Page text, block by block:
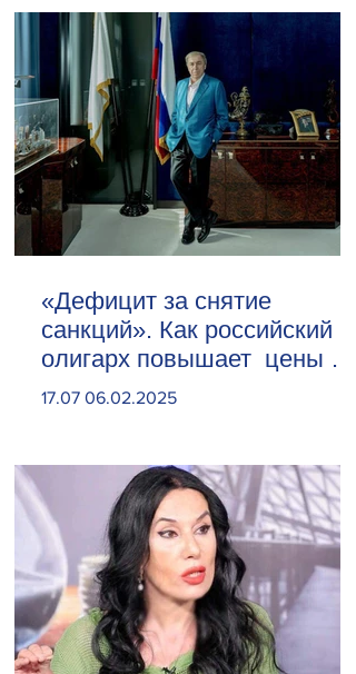
«Дефицит за снятие
санкций». Как российский
олигарх повышает цены на
сливочное масло
17.07 06.02.2025